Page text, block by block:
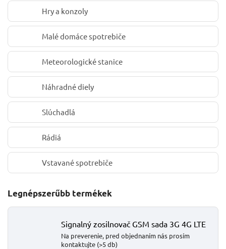
Hry a konzoly
Malé domáce spotrebiče
Meteorologické stanice
Náhradné diely
Slúchadlá
Rádiá
Vstavané spotrebiče
Legnépszerűbb termékek
Signalný zosilnovač GSM sada 3G 4G LTE
Na preverenie, pred objednaním nás prosím
kontaktujte (>5 db)